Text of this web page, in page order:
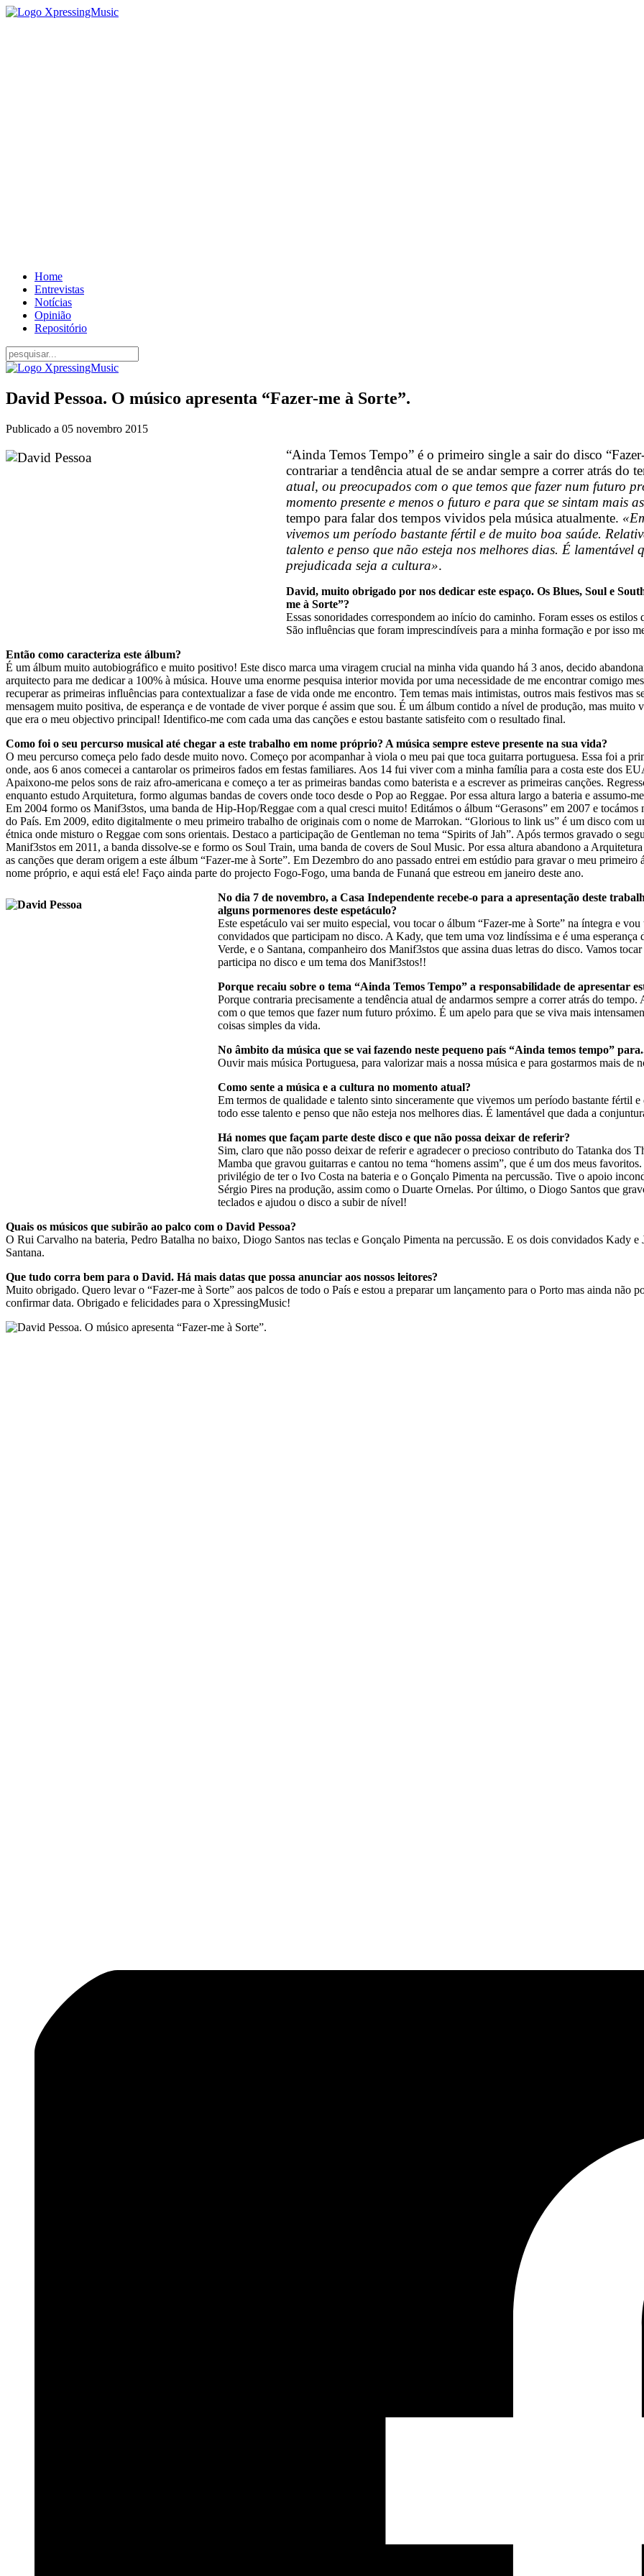
Home
Entrevistas
Notícias
Opinião
Repositório
David Pessoa. O músico apresenta “Fazer-me à Sorte”.
Publicado a 05 novembro 2015
“Ainda Temos Tempo” é o primeiro single a sair do disco
contrariar a tendência atual de se andar sempre a correr atrás do
atual, ou preocupados com o que temos que fazer num futuro
momento presente e menos o futuro e para que se sintam mais
tempo para falar dos tempos vividos pela música atualmente.
vivemos um período bastante fértil e de muito boa saúde.
talento e penso que não esteja nos melhores dias. É
prejudicada seja a cultura».
David, muito obrigado por nos dedicar este espaço. Os Blues, Soul e
me à Sorte”?
Essas sonoridades correspondem ao início do caminho. Foram esses os
São influências que foram imprescindíveis para a minha formação e por isso
Então como caracteriza este álbum?
É um álbum muito autobiográfico e muito positivo! Este disco marca uma viragem crucial na minha vida quando há 3 anos, decido
arquitecto para me dedicar a 100% à música. Houve uma enorme pesquisa interior movida por uma necessidade de me encontrar comigo
recuperar as primeiras influências para contextualizar a fase de vida onde me encontro. Tem temas mais intimistas, outros mais festivos mas
mensagem muito positiva, de esperança e de vontade de viver porque é assim que sou. É um álbum contido a nível de produção, mas muito
que era o meu objectivo principal! Identifico-me com cada uma das canções e estou bastante satisfeito com o resultado final.
Como foi o seu percurso musical até chegar a este trabalho em nome próprio? A música sempre esteve presente na sua vida?
O meu percurso começa pelo fado desde muito novo. Começo por acompanhar à viola o meu pai que toca guitarra portuguesa. Essa foi a
onde, aos 6 anos comecei a cantarolar os primeiros fados em festas familiares. Aos 14 fui viver com a minha família para a costa este dos
Apaixono-me pelos sons de raiz afro-americana e começo a ter as primeiras bandas como baterista e a escrever as primeiras canções.
enquanto estudo Arquitetura, formo algumas bandas de covers onde toco desde o Pop ao Reggae. Por essa altura largo a bateria e assumo-
Em 2004 formo os Manif3stos, uma banda de Hip-Hop/Reggae com a qual cresci muito! Editámos o álbum “Gerasons” em 2007 e tocámos
do País. Em 2009, edito digitalmente o meu primeiro trabalho de originais com o nome de Marrokan. “Glorious to link us” é um disco com
étnica onde misturo o Reggae com sons orientais. Destaco a participação de Gentleman no tema “Spirits of Jah”. Após termos gravado o
Manif3stos em 2011, a banda dissolve-se e formo os Soul Train, uma banda de covers de Soul Music. Por essa altura abandono a
as canções que deram origem a este álbum “Fazer-me à Sorte”. Em Dezembro do ano passado entrei em estúdio para gravar o meu primeiro
nome próprio, e aqui está ele! Faço ainda parte do projecto Fogo-Fogo, uma banda de Funaná que estreou em janeiro deste ano.
No dia 7 de novembro, a Casa Independente recebe-o para a apresentação deste
alguns pormenores deste espetáculo?
Este espetáculo vai ser muito especial, vou tocar o álbum “Fazer-me à Sorte” na íntegra e vou
convidados que participam no disco. A Kady, que tem uma voz lindíssima e é uma esperança
Verde, e o Santana, companheiro dos Manif3stos que assina duas letras do disco. Vamos
participa no disco e um tema dos Manif3stos!!
Porque recaiu sobre o tema “Ainda Temos Tempo” a responsabilidade de apresentar
Porque contraria precisamente a tendência atual de andarmos sempre a correr atrás do
com o que temos que fazer num futuro próximo. É um apelo para que se viva mais
coisas simples da vida.
No âmbito da música que se vai fazendo neste pequeno país “Ainda temos tempo”
Ouvir mais música Portuguesa, para valorizar mais a nossa música e para gostarmos mais de
Como sente a música e a cultura no momento atual?
Em termos de qualidade e talento sinto sinceramente que vivemos um período bastante fértil
todo esse talento e penso que não esteja nos melhores dias. É lamentável que dada a
Há nomes que façam parte deste disco e que não possa deixar de referir?
Sim, claro que não posso deixar de referir e agradecer o precioso contributo do Tatanka dos
Mamba que gravou guitarras e cantou no tema “homens assim”, que é um dos meus
privilégio de ter o Ivo Costa na bateria e o Gonçalo Pimenta na percussão. Tive o apoio
Sérgio Pires na produção, assim como o Duarte Ornelas. Por último, o Diogo Santos que
teclados e ajudou o disco a subir de nível!
Quais os músicos que subirão ao palco com o David Pessoa?
O Rui Carvalho na bateria, Pedro Batalha no baixo, Diogo Santos nas teclas e Gonçalo Pimenta na percussão. E os dois convidados Kady e
Santana.
Que tudo corra bem para o David. Há mais datas que possa anunciar aos nossos leitores?
Muito obrigado. Quero levar o “Fazer-me à Sorte” aos palcos de todo o País e estou a preparar um lançamento para o Porto mas ainda não
confirmar data. Obrigado e felicidades para o XpressingMusic!